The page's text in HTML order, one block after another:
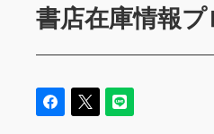
書店在庫情報